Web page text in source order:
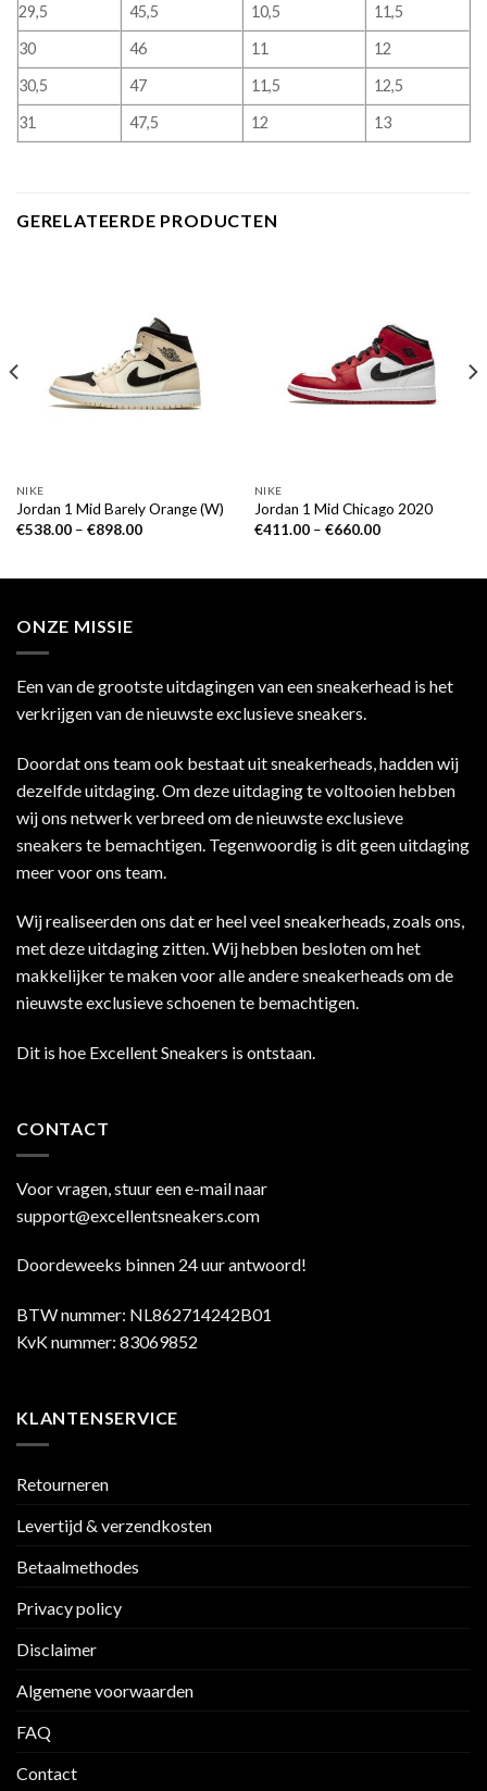
29,5
45,5 10,5
11,5
30
46 11
12
30,5
47 11,5
12,5
31
47,5 12 13
GERELATEERDE PRODUCTEN
NIKE
Jordan 1 Mid Barely Orange (W)
€538.00– €898.00
NIKE
Jordan 1 Mid Chicago 2020
€411.00– €660.00
ONZE MISSIE
Een van de grootste uitdagingen van een sneakerhead is het
verkrijgen van de nieuwste exclusieve sneakers.
Doordat ons team ook bestaat uit sneakerheads, hadden wij
dezelfde uitdaging. Om deze uitdaging te voltooien hebben
wij ons netwerk verbreed om de nieuwste exclusieve
sneakers te bemachtigen. Tegenwoordig is dit geen uitdaging
meer voor ons team.
Wij realiseerden ons dat er heel veel sneakerheads, zoals ons,
met deze uitdaging zitten. Wij hebben besloten om het
makkelijker te maken voor alle andere sneakerheads om de
nieuwste exclusieve schoenen te bemachtigen.
Dit is hoe Excellent Sneakers is ontstaan.
CONTACT
Voor vragen, stuur een e-mail naar
support@excellentsneakers.com
Doordeweeks binnen 24 uur antwoord!
BTW nummer: NL862714242B01
KvK nummer: 83069852
KLANTENSERVICE
Retourneren
Levertijd & verzendkosten
Betaalmethodes
Privacy policy
Disclaimer
Algemene voorwaarden
FAQ
Contact